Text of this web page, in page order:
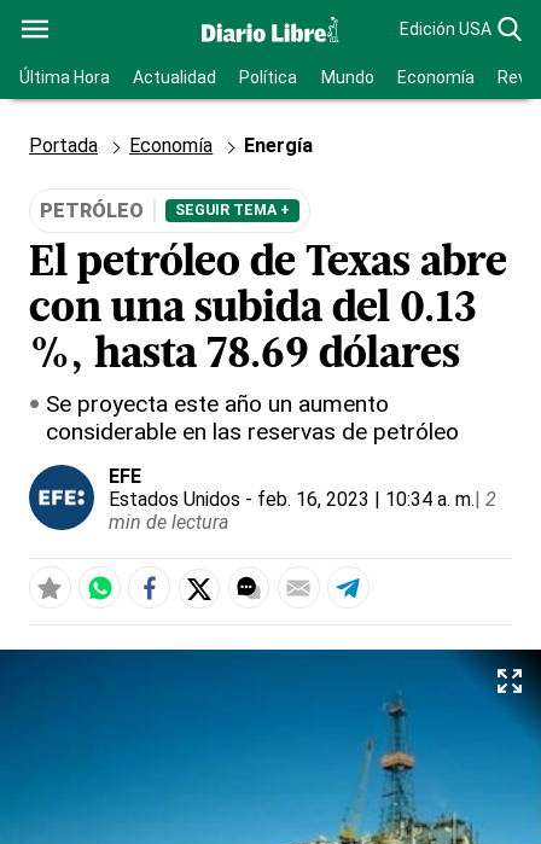
Edición USA
Última Hora Actualidad Política Mundo Economía
Portada Economía Energía
PETRÓLEO SEGUIR TEMA +
El petróleo de Texas abre
con una subida del 0.13
%, hasta 78.69 dólares
Se proyecta este año un aumento
considerable en las reservas de petróleo
EFE
Estados Unidos - feb. 16, 2023 | 10:34 a. m.| 2
min de lectura